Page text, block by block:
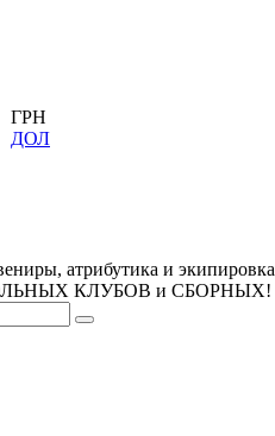
ГРН
ДОЛ
атрибутика и экипировка
КЛУБОВ и СБОРНЫХ!